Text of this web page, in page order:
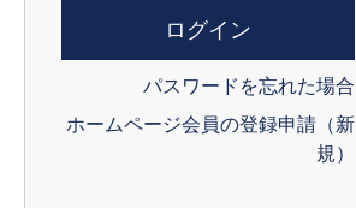
パスワードを忘れた場合
ホームページ会員の登録申請（新
規）